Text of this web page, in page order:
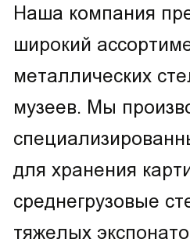
Наша компания
широкий
металлических
музеев. Мы
для хранения
среднегрузовые
тяжелых